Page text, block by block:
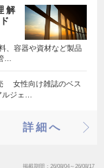
解
、容器や資材など製品
…
女性向け雑誌のベス
ルジェ…
詳細へ
掲載期間 26/08/04～26/08/17